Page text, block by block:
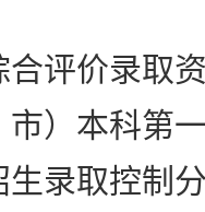
价录取资
）本科第
录取控制